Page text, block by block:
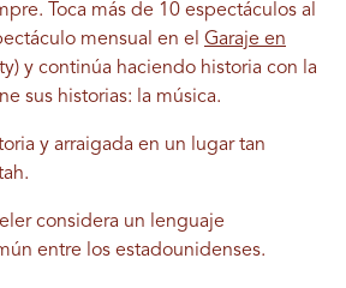
Toca más de 10 espectáculos al
mensual en el Garaje en
y continúa haciendo historia con la
sus historias: la música.
y arraigada en un lugar tan
considera un lenguaje
entre los estadounidenses.